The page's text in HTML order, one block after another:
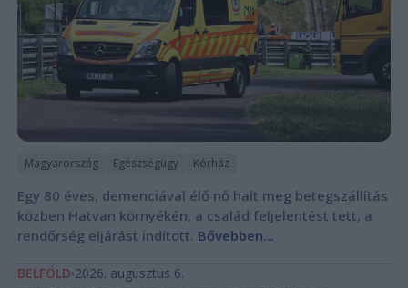
Magyarország Egészségügy Kórház
Egy 80 éves, demenciával élő nő halt meg betegszállítás
közben Hatvan környékén, a család feljelentést tett, a
rendőrség eljárást indított. Bővebben...
BELFÖLD 2026. augusztus 6.